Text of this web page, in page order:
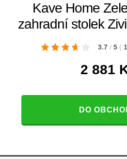
Kave Home
zahradní stolek
3.7 / 5 (
2 881
DO